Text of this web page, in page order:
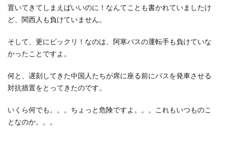
置いてきてしまえばいいのに！なんてことも書かれていましたけ
ど、関西人も負けていません。
そして、更にビックリ！なのは、阿寒バスの運転手も負けていな
かったことですよ。
何と、遅刻してきた中国人たちが席に座る前にバスを発車させる
対抗措置をとってきたのです。
いくら何でも。。。ちょっと危険ですよ。。。これもいつものこ
となのか。。。